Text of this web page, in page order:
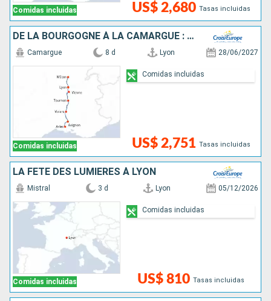
Comidas incluidas US$ 2,680 Tasas incluidas
DE LA BOURGOGNE À LA CAMARGUE : SUR LA SAÔNE ET LE RHÔNE
Comidas incluidas
Camargue 8 d Lyon 28/06/2027
US$ 2,751 Tasas incluidas
Comidas incluidas
LA FÊTE DES LUMIÈRES À LYON
Comidas incluidas
Mistral 3 d Lyon 05/12/2026
US$ 810 Tasas incluidas
Comidas incluidas